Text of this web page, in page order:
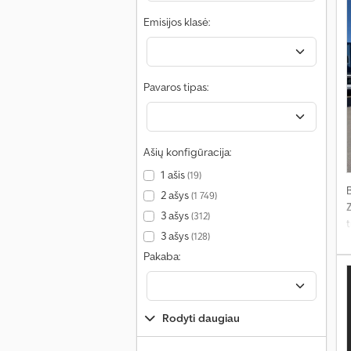
Emisijos klasė:
Pavaros tipas:
Ašių konfigūracija:
1 ašis(19)
2 ašys(1 749)
3 ašys(312)
3 ašys(128)
Pakaba:
Rodyti daugiau